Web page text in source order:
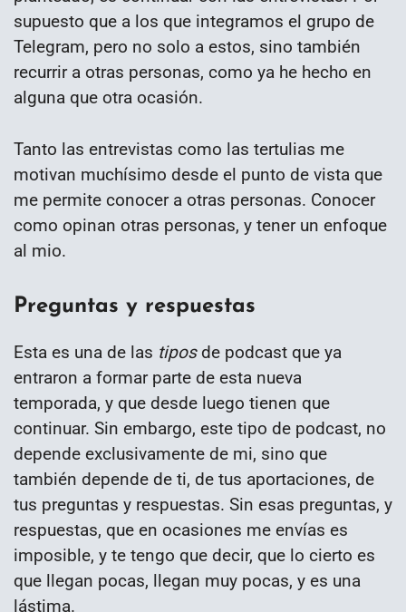
supuesto que a los que integramos el grupo de
Telegram, pero no solo a estos, sino también
recurrir a otras personas, como ya he hecho en
alguna que otra ocasión.
Tanto las entrevistas como las tertulias me
motivan muchísimo desde el punto de vista que
me permite conocer a otras personas. Conocer
como opinan otras personas, y tener un enfoque
al mio.
Preguntas y respuestas
Esta es una de las tiposde podcast que ya
entraron a formar parte de esta nueva
temporada, y que desde luego tienen que
continuar. Sin embargo, este tipo de podcast, no
depende exclusivamente de mi, sino que
también depende de ti, de tus aportaciones, de
tus preguntas y respuestas. Sin esas preguntas, y
respuestas, que en ocasiones me envías es
imposible, y te tengo que decir, que lo cierto es
que llegan pocas, llegan muy pocas, y es una
lástima.